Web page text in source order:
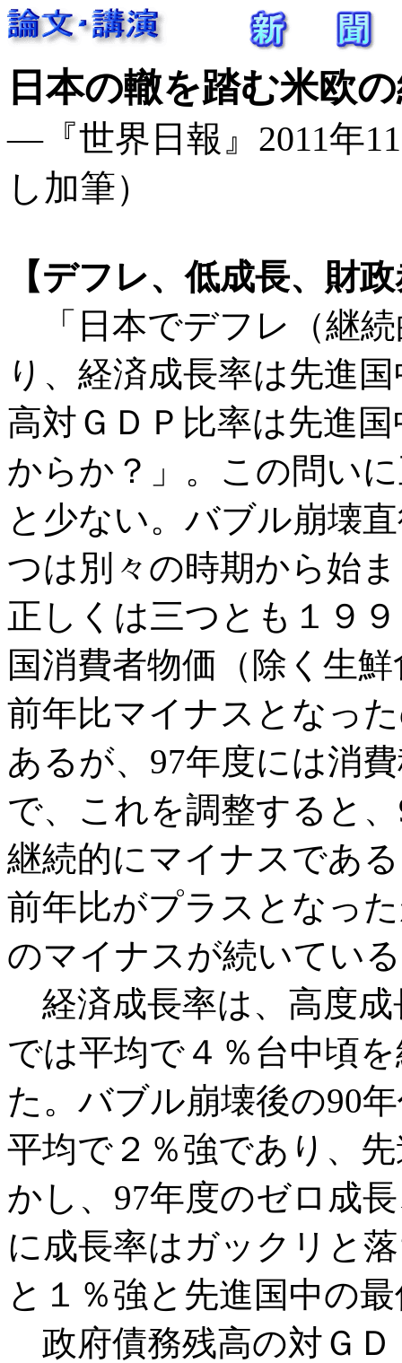
日本の轍を踏む米欧
―『世界日報』2011年
し加筆）
【デフレ、低成長、財
「日本でデフレ（継
り、経済成長率は先進
高対ＧＤＰ比率は先進
からか？」。この問い
と少ない。バブル崩壊
つは別々の時期から始
正しくは三つとも１９
国消費者物価（除く生
前年比マイナスとなっ
あるが、97年度には消
で、これを調整すると
継続的にマイナスであ
前年比がプラスとなっ
のマイナスが続いてい
経済成長率は、高度成
では平均で４％台中頃
た。バブル崩壊後の90
平均で２％強であり、
かし、97年度のゼロ成
に成長率はガックリと
と１％強と先進国中の
政府債務残高の対ＧＤ